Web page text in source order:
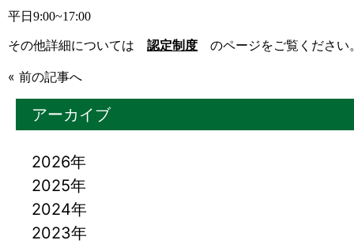
平日9:00~17:00
その他詳細については 認定制度 のページをご覧ください
« 前の記事へ
アーカイブ
2026年
2025年
2024年
2023年